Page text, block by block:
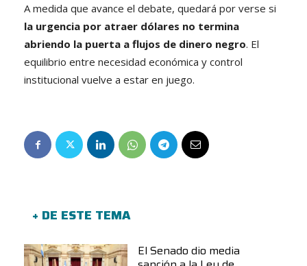
A medida que avance el debate, quedará por verse si
la urgencia por atraer dólares no termina
abriendo la puerta a flujos de dinero negro. El
equilibrio entre necesidad económica y control
institucional vuelve a estar en juego.
+ DE ESTE TEMA
El Senado dio media